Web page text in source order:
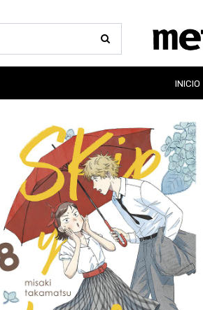
INICIO